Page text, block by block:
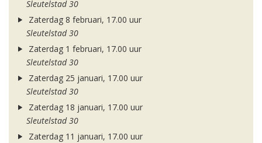
Sleutelstad 30
Zaterdag 8 februari, 17.00 uur
Sleutelstad 30
Zaterdag 1 februari, 17.00 uur
Sleutelstad 30
Zaterdag 25 januari, 17.00 uur
Sleutelstad 30
Zaterdag 18 januari, 17.00 uur
Sleutelstad 30
Zaterdag 11 januari, 17.00 uur